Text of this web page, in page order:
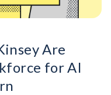
Are
for AI